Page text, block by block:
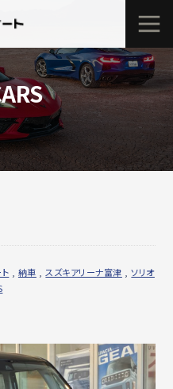
納車 スズキアリーナ富津 ,ソリオ